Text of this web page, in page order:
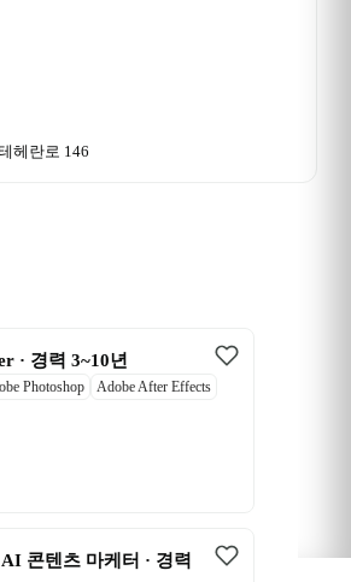
헤란로 146
· 경력 3~10년
Photoshop Adobe After Effects
콘텐츠 마케터 · 경력